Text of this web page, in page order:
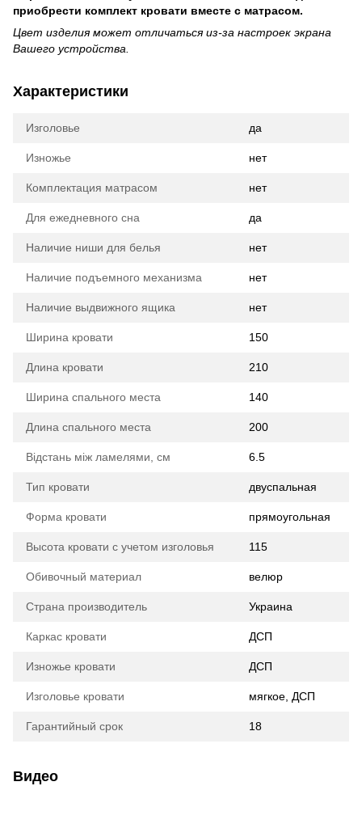
приобрести комплект кровати вместе с матрасом.
Цвет изделия может отличаться из-за настроек экрана
Вашего устройства.
Характеристики
Изголовье да
Изножье нет
Комплектация матрасом нет
Для ежедневного сна да
Наличие ниши для белья нет
Наличие подъемного механизма нет
Наличие выдвижного ящика нет
Ширина кровати 150
Длина кровати 210
Ширина спального места 140
Длина спального места 200
Відстань між ламелями, см 6.5
Тип кровати двуспальная
Форма кровати прямоугольная
Высота кровати с учетом изголовья 115
Обивочный материал велюр
Страна производитель Украина
Каркас кровати ДСП
Изножье кровати ДСП
Изголовье кровати мягкое, ДСП
Гарантийный срок 18
Видео